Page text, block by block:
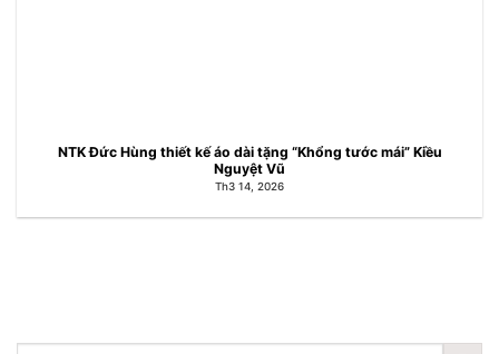
NTK Đức Hùng thiết kế áo dài tặng “Khổng tước mái” Kiều
Nguyệt Vũ
Th3 14, 2026